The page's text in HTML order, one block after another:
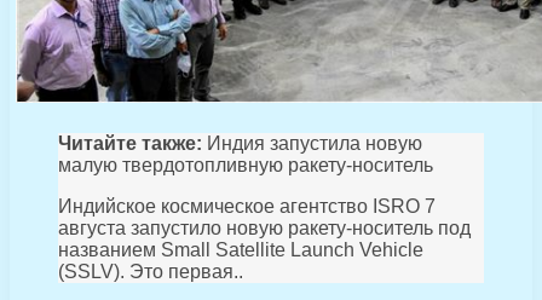
Читайте также: Индия запустила новую
малую твердотопливную ракету-носитель
Индийское космическое агентство ISRO 7
августа запустило новую ракету-носитель под
названием Small Satellite Launch Vehicle
(SSLV). Это первая..